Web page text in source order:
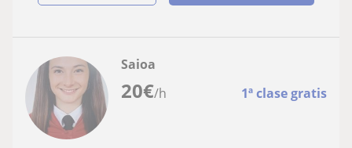
20€/h 1ª clase gratis
Saioa